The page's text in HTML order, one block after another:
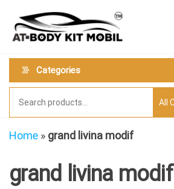
the
content
Kit
Mobil
Categories
Home » grand livina modif
grand livina modif